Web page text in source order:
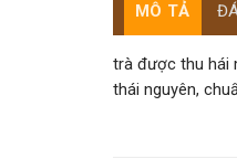
MÔ TẢ
trà được thu hái
thái nguyên,